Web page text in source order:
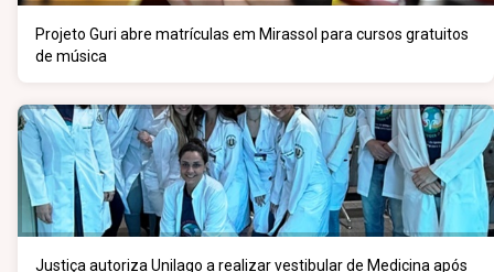
Projeto Guri abre matrículas em Mirassol para cursos gratuitos
de música
Justiça autoriza Unilago a realizar vestibular de Medicina após